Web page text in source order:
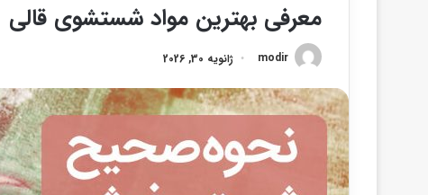
معرفی بهترین مواد شستشوی قالی
modir ژانویه 30, 2026